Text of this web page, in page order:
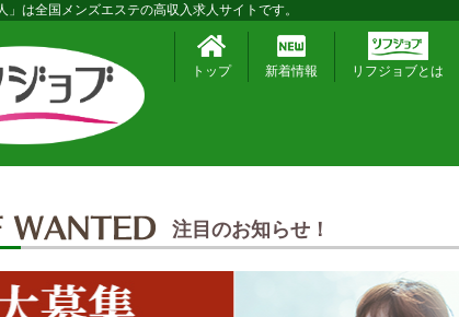
」は全国メンズエステの高収入求人サイトです。
トップ 新着情報 リフジョブとは
注目のお知らせ！